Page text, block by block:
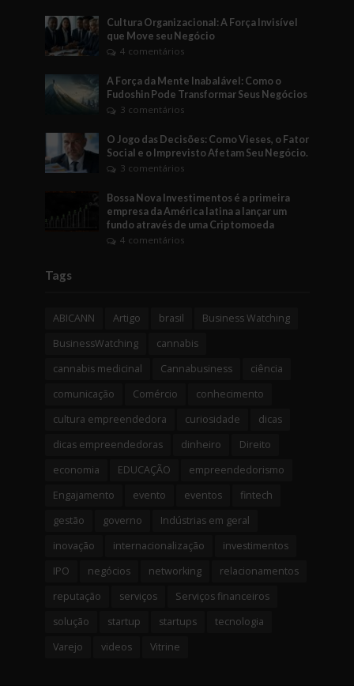
Cultura Organizacional: A Força Invisível
que Move seu Negócio
4 comentários
A Força da Mente Inabalável: Como o
Fudoshin Pode Transformar Seus Negócios
3 comentários
O Jogo das Decisões: Como Vieses, o Fator
Social e o Imprevisto Afetam Seu Negócio.
3 comentários
Bossa Nova Investimentos é a primeira
empresa da América latina a lançar um
fundo através de uma Criptomoeda
4 comentários
Tags
ABICANN Artigo brasil
Business Watching
BusinessWatching
cannabis
cannabis medicinal
Cannabusiness
ciência
comunicação
Comércio
conhecimento
cultura empreendedora
curiosidade
dicas
dicas empreendedoras
dinheiro
Direito
economia
EDUCAÇÃO
empreendedorismo
Engajamento
evento eventos
fintech
gestão
governo
Indústrias em geral
inovação
internacionalização
investimentos
IPO
negócios networking
relacionamentos
reputação
serviços
Serviços financeiros
solução
startup startups
tecnologia
Varejo
videos Vitrine